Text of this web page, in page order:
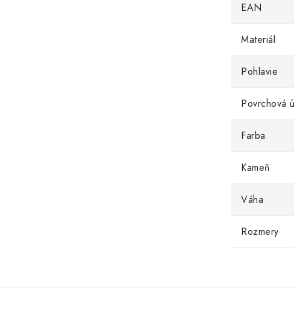
EAN
Materiál
Pohlavie
Povrchová
Farba
Kameň
Váha
Rozmery